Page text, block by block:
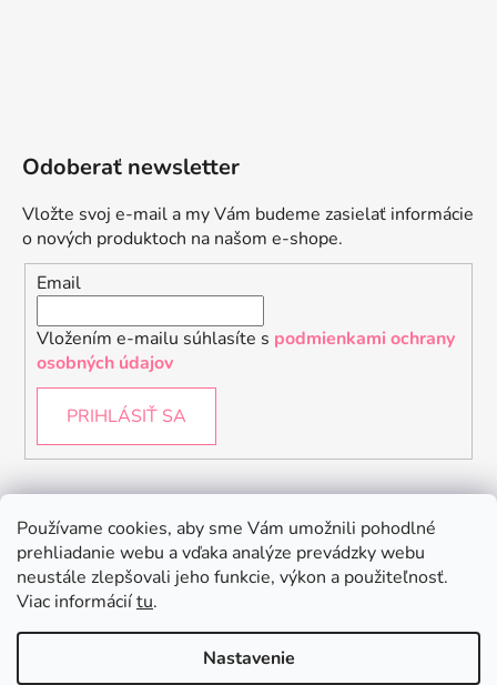
Používame cookies, aby sme Vám umožnili pohodlné
prehliadanie webu a vďaka analýze prevádzky webu
neustále zlepšovali jeho funkcie, výkon a použiteľnosť.
Viac informáciítu.
Nastavenie
Odoberať newsletter
Vložte svoj e-mail a my Vám budeme zasielať informácie
o nových produktoch na našom e-shope.
Email
Vložením e-mailu súhlasíte s podmienkami ochrany
osobných údajov
PRIHLÁSIŤ SA
Instagram